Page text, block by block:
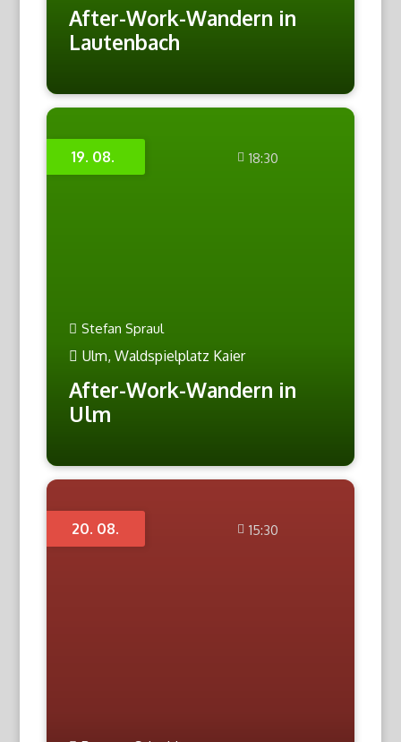
After-Work-Wandern in
Lautenbach
19. 08. 18:30
Stefan Spraul
Ulm, Waldspielplatz Kaier
After-Work-Wandern in
Ulm
20. 08. 15:30